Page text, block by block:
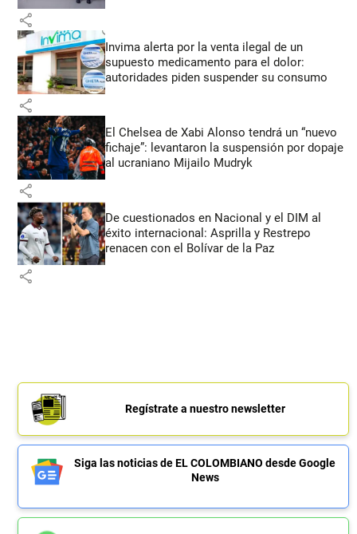
share
Invima alerta por la venta ilegal de un
supuesto medicamento para el dolor:
autoridades piden suspender su consumo
share
El Chelsea de Xabi Alonso tendrá un “nuevo
fichaje”: levantaron la suspensión por dopaje
al ucraniano Mijailo Mudryk
share
De cuestionados en Nacional y el DIM al
éxito internacional: Asprilla y Restrepo
renacen con el Bolívar de la Paz
share
Regístrate a nuestro newsletter
Siga las noticias de EL COLOMBIANO desde Google
News